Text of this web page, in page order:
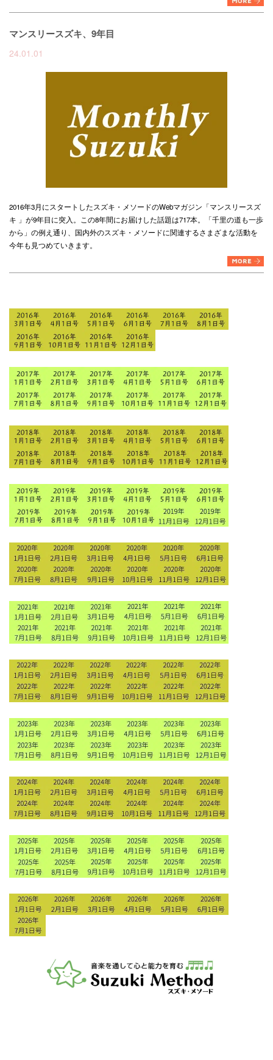
マンスリースズキ、9年目
24.01.01
2016年3月にスタートしたスズキ・メソードのWebマガジン「マンスリースズ
キ 」が9年目に突入。この8年間にお届けした話題は717本。「千里の道も一歩
から」の例え通り、国内外のスズキ・メソードに関連するさまざまな活動を
今年も見つめていきます。